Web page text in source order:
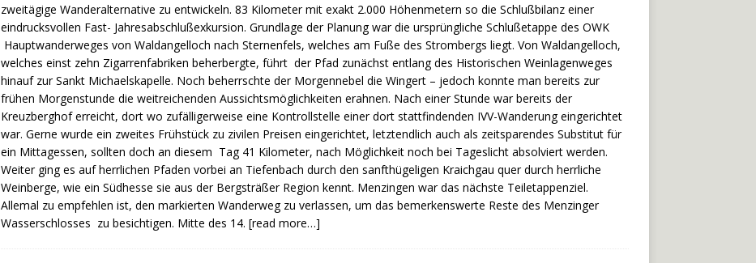
zweitägige Wanderalternative zu entwickeln. 83 Kilometer mit exakt 2.000 Höhenmetern so die Schlußbilanz einer
eindrucksvollen Fast- Jahresabschlußexkursion. Grundlage der Planung war die ursprüngliche Schlußetappe des OWK
Hauptwanderweges von Waldangelloch nach Sternenfels, welches am Fuße des Strombergs liegt. Von Waldangelloch,
welches einst zehn Zigarrenfabriken beherbergte, führt der Pfad zunächst entlang des Historischen Weinlagenweges
hinauf zur Sankt Michaelskapelle. Noch beherrschte der Morgennebel die Wingert – jedoch konnte man bereits zur
frühen Morgenstunde die weitreichenden Aussichtsmöglichkeiten erahnen. Nach einer Stunde war bereits der
Kreuzberghof erreicht, dort wo zufälligerweise eine Kontrollstelle einer dort stattfindenden IVV-Wanderung eingerichtet
war. Gerne wurde ein zweites Frühstück zu zivilen Preisen eingerichtet, letztendlich auch als zeitsparendes Substitut für
ein Mittagessen, sollten doch an diesem Tag 41 Kilometer, nach Möglichkeit noch bei Tageslicht absolviert werden.
Weiter ging es auf herrlichen Pfaden vorbei an Tiefenbach durch den sanfthügeligen Kraichgau quer durch herrliche
Weinberge, wie ein Südhesse sie aus der Bergsträßer Region kennt. Menzingen war das nächste Teiletappenziel.
Allemal zu empfehlen ist, den markierten Wanderweg zu verlassen, um das bemerkenswerte Reste des Menzinger
Wasserschlosses zu besichtigen. Mitte des 14. [read more…]